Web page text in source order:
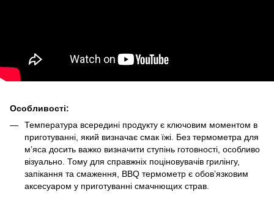
Особливості:
Температура всередині продукту є ключовим моментом в
приготуванні, який визначає смак їжі. Без термометра для
м’яса досить важко визначити ступінь готовності, особливо
візуально. Тому для справжніх поціновувачів грилінгу,
запікання та смаження, BBQ термометр є обов’язковим
аксесуаром у приготуванні смачнющих страв.